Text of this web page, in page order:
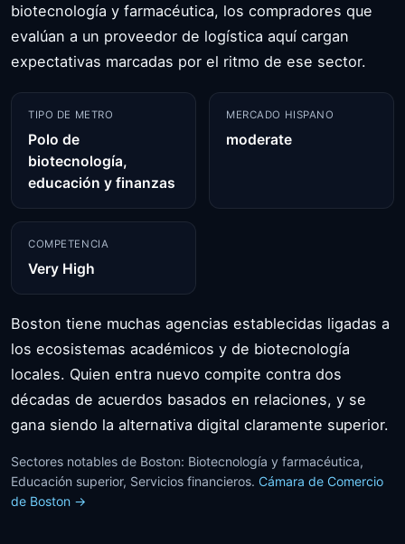
biotecnología y farmacéutica, los compradores que
evalúan a un proveedor de logística aquí cargan
expectativas marcadas por el ritmo de ese sector.
TIPO DE METRO
Polo de
biotecnología,
educación y finanzas
MERCADO HISPANO
moderate
COMPETENCIA
Very High
Boston tiene muchas agencias establecidas ligadas a
los ecosistemas académicos y de biotecnología
locales. Quien entra nuevo compite contra dos
décadas de acuerdos basados en relaciones, y se
gana siendo la alternativa digital claramente superior.
Sectores notables de Boston: Biotecnología y farmacéutica,
Educación superior, Servicios financieros. Cámara de Comercio
de Boston →